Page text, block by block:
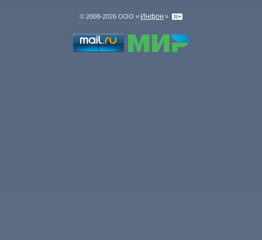
© 2008-2026 ООО « Инфон »